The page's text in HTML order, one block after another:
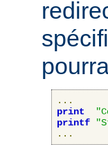
...
print
printf
...